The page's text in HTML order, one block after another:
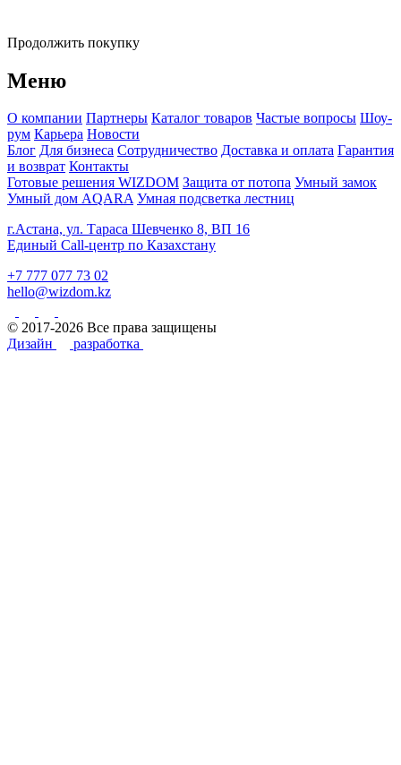
Продолжить покупку
Меню
О компании Партнеры Каталог товаров Частые вопросы Шоу-
рум Карьера Новости
Блог Для бизнеса Сотрудничество Доставка и оплата Гарантия
и возврат Контакты
Готовые решения WIZDOM Защита от потопа Умный замок
Умный дом AQARA Умная подсветка лестниц
г.Астана, ул. Тараса Шевченко 8, ВП 16
Единый Call-центр по Казахстану
+7 777 077 73 02
hello@wizdom.kz
© 2017-2026 Все права защищены
Дизайн
разработка